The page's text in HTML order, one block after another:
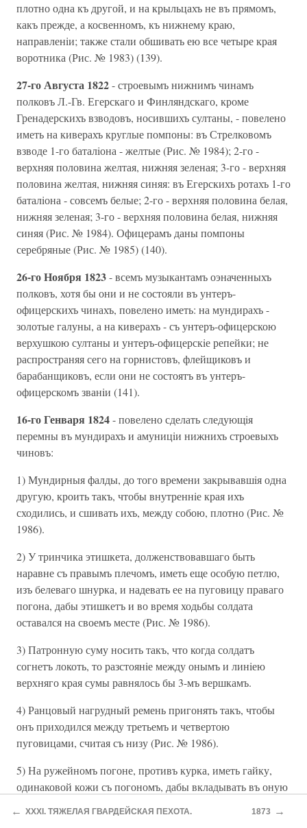
плотно одна къ другой, и на крыльцахъ не въ прямомъ,
какъ прежде, а косвенномъ, къ нижнему краю,
направленiи; также стали обшивать ею все четыре края
воротника (Рис. № 1983) (139).
27-го Августа 1822- строевымъ нижнимъ чинамъ
полковъ Л.-Гв. Егерскаго и Финляндскаго, кроме
Гренадерскихъ взводовъ, носившихъ султаны, - повелено
иметь на киверахъ круглые помпоны: въ Стрелковомъ
взводе 1-го баталiона - желтые (Рис. № 1984); 2-го -
верхняя половина желтая, нижняя зеленая; 3-го - верхняя
половина желтая, нижняя синяя: въ Егерскихъ ротахъ 1-го
баталiона - совсемъ белые; 2-го - верхняя половина белая,
нижняя зеленая; 3-го - верхняя половина белая, нижняя
синяя (Рис. № 1984). Офицерамъ даны помпоны
серебряные (Рис. № 1985) (140).
26-го Ноября 1823- всемъ музыкантамъ оэначенныхъ
полковъ, хотя бы они и не состояли въ унтеръ-
офицерскихъ чинахъ, повелено иметь: на мундирахъ -
золотые галуны, а на киверахъ - съ унтеръ-офицерскою
верхушкою султаны и унтеръ-офицерскiе репейки; не
распространяя сего на горнистовъ, флейщиковъ и
барабанщиковъ, если они не состоятъ въ унтеръ-
офицерскомъ званiи (141).
16-го Генваря 1824- повелено сделать следующiя
перемны въ мундирахъ и амуницiи нижнихъ строевыхъ
чиновъ:
1) Мундирныя фалды, до того времени закрывавшiя одна
другую, кроить такъ, чтобы внутреннiе края ихъ
сходились, и сшивать ихъ, между собою, плотно (Рис. №
1986).
2) У тринчика этишкета, долженствовавшаго быть
наравне съ правымъ плечомъ, иметь еще особую петлю,
изъ белеваго шнурка, и надевать ее на пуговицу праваго
погона, дабы этишкетъ и во время ходьбы солдата
оставался на своемъ месте (Рис. № 1986).
3) Патронную суму носить такъ, что когда солдатъ
согнетъ локоть, то разстоянiе между онымъ и линiею
верхняго края сумы равнялось бы 3-мъ вершкамъ.
4) Ранцовый нагрудный ремень пригонять такъ, чтобы
онъ приходился между третьемъ и четвертою
пуговицами, считая съ низу (Рис. № 1986).
5) На ружейномъ погоне, противъ курка, иметь гайку,
одинаковой кожи съ погономъ, дабы вкладывать въ оную
огнивный чехолъ, когда его снимать должно (Рис. №
← XXXI. ТЯЖЕЛАЯ ГВАРДЕЙСКАЯ ПЕХОТА. 1873 →